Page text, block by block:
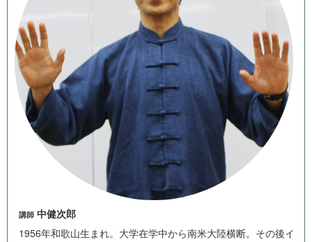
講師 中健次郎
1956年和歌山生まれ。大学在学中から南米大陸横断。その後イ